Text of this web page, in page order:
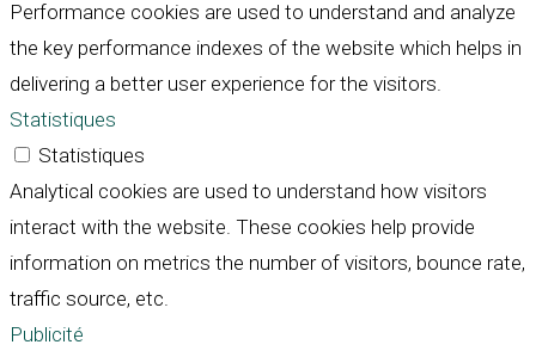
Performance cookies are used to understand and analyze
the key performance indexes of the website which helps in
delivering a better user experience for the visitors.
Statistiques
Statistiques
Analytical cookies are used to understand how visitors
interact with the website. These cookies help provide
information on metrics the number of visitors, bounce rate,
traffic source, etc.
Publicité